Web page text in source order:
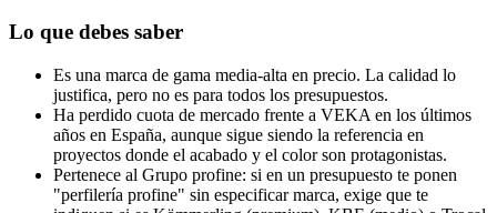
Lo que debes saber
Es una marca de gama media-alta en precio. La calidad lo
justifica, pero no es para todos los presupuestos.
Ha perdido cuota de mercado frente a VEKA en los últimos
años en España, aunque sigue siendo la referencia en
proyectos donde el acabado y el color son protagonistas.
Pertenece al Grupo profine: si en un presupuesto te ponen
"perfilería profine" sin especificar marca, exige que te